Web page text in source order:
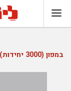
במפון (3000 יחידות) 3M SJ5312